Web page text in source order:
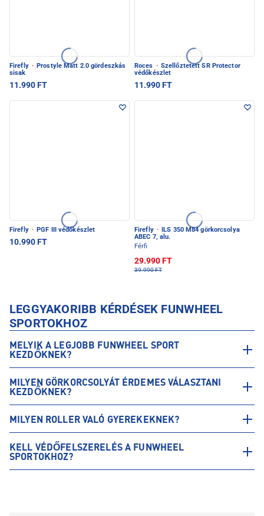
Firefly · Prostyle Matt 2.0 gördeszkás
sisak
11.990 FT
Roces · Szellőztetett SR Protector
védőkészlet
11.990 FT
Firefly · PGF III védőkészlet
10.990 FT
Firefly ·
ILS 350 M84 görkorcsolya
ABEC 7, alu.
Férfi
29.990 FT
39.990 FT
LEGGYAKORIBB KÉRDÉSEK FUNWHEEL
SPORTOKHOZ
MELYIK A LEGJOBB FUNWHEEL SPORT
KEZDŐKNEK?
MILYEN GÖRKORCSOLYÁT ÉRDEMES VÁLASZTANI
KEZDŐKNEK?
MILYEN ROLLER VALÓ GYEREKEKNEK?
KELL VÉDŐFELSZERELÉS A FUNWHEEL
SPORTOKHOZ?